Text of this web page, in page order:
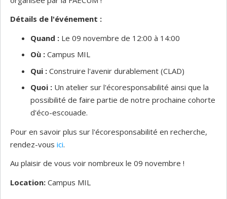
Détails de l'événement :
Quand : Le 09 novembre de 12:00 à 14:00
Où : Campus MIL
Qui : Construire l'avenir durablement (CLAD)
Quoi : Un atelier sur l'écoresponsabilité ainsi que la
possibilité de faire partie de notre prochaine cohorte
d'éco-escouade.
Pour en savoir plus sur l'écoresponsabilité en recherche,
rendez-vous ici.
Au plaisir de vous voir nombreux le 09 novembre !
Location: Campus MIL